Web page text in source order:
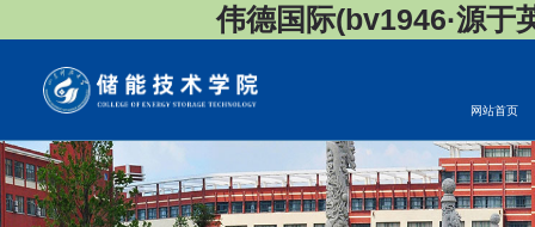
伟德国际(bv1946·源
网站首页